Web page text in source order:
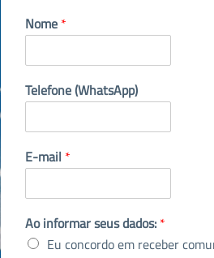
Nome *
Telefone (WhatsApp)
E-mail *
Ao informar seus dados: *
Eu concordo em receber